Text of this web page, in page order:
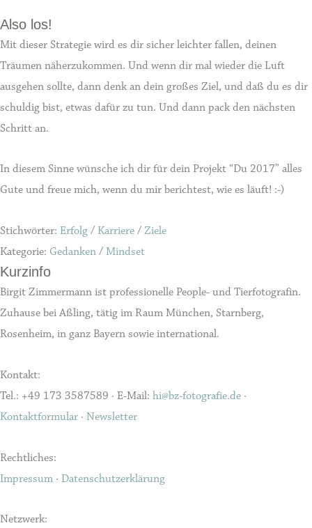
Also los!
Mit dieser Strategie wird es dir sicher leichter fallen, deinen
Träumen näherzukommen. Und wenn dir mal wieder die Luft
ausgehen sollte, dann denk an dein großes Ziel, und daß du es dir
schuldig bist, etwas dafür zu tun. Und dann pack den nächsten
Schritt an.
In diesem Sinne wünsche ich dir für dein Projekt “Du 2017” alles
Gute und freue mich, wenn du mir berichtest, wie es läuft! :-)
Stichwörter: Erfolg / Karriere / Ziele
Kategorie: Gedanken / Mindset
Kurzinfo
Birgit Zimmermann ist professionelle People- und Tierfotografin.
Zuhause bei Aßling, tätig im Raum München, Starnberg,
Rosenheim, in ganz Bayern sowie international.
Kontakt:
Tel.: +49 173 3587589 · E-Mail: hi@bz-fotografie.de ·
Kontaktformular · Newsletter
Rechtliches:
Impressum · Datenschutzerklärung
Netzwerk: